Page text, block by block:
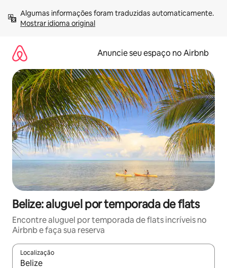
para
Mostrar idioma original
Anuncie seu espaço no Airbnb
Belize: aluguel por temporada de flats
Encontre aluguel por temporada de flats incríveis no
Airbnb e faça sua reserva
Localização
Quando os resultados estiverem disponíveis, explore-os